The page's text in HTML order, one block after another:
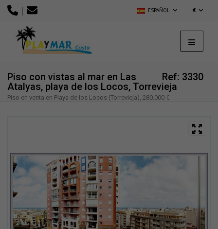
| ESPAÑOL €
Ref: 3330
Piso con vistas al mar en Las
Atalyas, playa de los Locos, Torrevieja
Piso en venta en Playa de los Locos (Torrevieja), 280.000 €